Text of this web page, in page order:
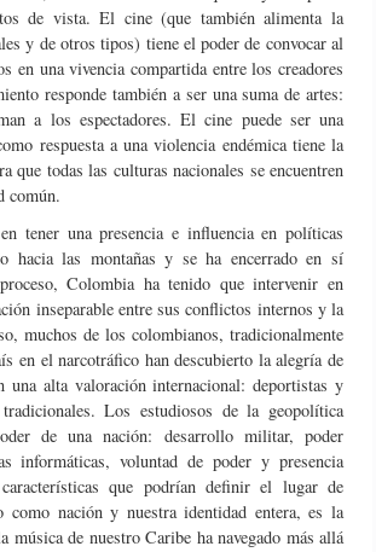
de vista. El cine (que también alimenta la
y de otros tipos) tiene el poder de convocar al
en una vivencia compartida entre los creadores
responde también a ser una suma de artes:
a los espectadores. El cine puede ser una
respuesta a una violencia endémica tiene la
que todas las culturas nacionales se encuentren
común.
tener una presencia e influencia en políticas
hacia las montañas y se ha encerrado en sí
Colombia ha tenido que intervenir en
inseparable entre sus conflictos internos y la
muchos de los colombianos, tradicionalmente
en el narcotráfico han descubierto la alegría de
una alta valoración internacional: deportistas y
Los estudiosos de la geopolítica
de una nación: desarrollo militar, poder
informáticas, voluntad de poder y presencia
que podrían definir el lugar de
nación y nuestra identidad entera, es la
música de nuestro Caribe ha navegado más allá